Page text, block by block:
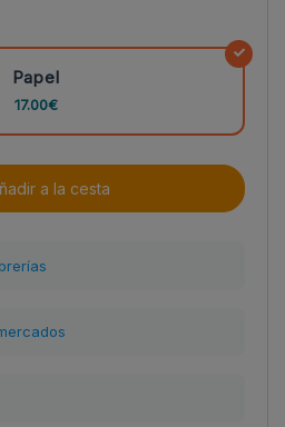
Papel
17.00€
a la cesta